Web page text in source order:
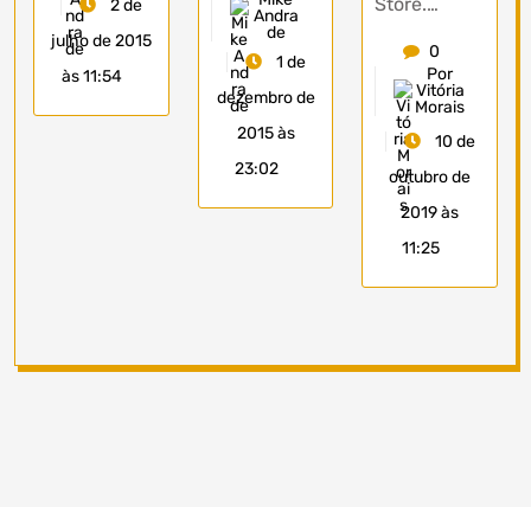
2 de
julho de 2015
às 11:54
Andra
de
1 de
dezembro de
2015 às
23:02
0
Por
Vitória
Morais
10 de
outubro de
2019 às
11:25